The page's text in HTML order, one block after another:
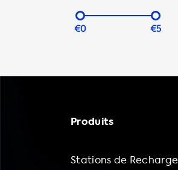
€0 €5
Produits
Stations de Recharge